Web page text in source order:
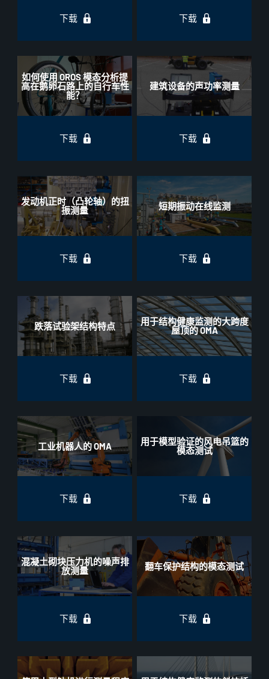
下载 下载
如何使用 OROS 模态分析提
高在鹅卵石路上的自行车性
能？
下载
建筑设备的声功率测量
下载
发动机正时（凸轮轴）的扭
振测量
下载
短期振动在线监测
下载
跌落试验架结构特点
下载
用于结构健康监测的大跨度
屋顶的 OMA
下载
工业机器人的 OMA
下载
用于模型验证的风电吊篮的
模态测试
下载
混凝土砌块压力机的噪声排
放测量
下载
翻车保护结构的模态测试
下载